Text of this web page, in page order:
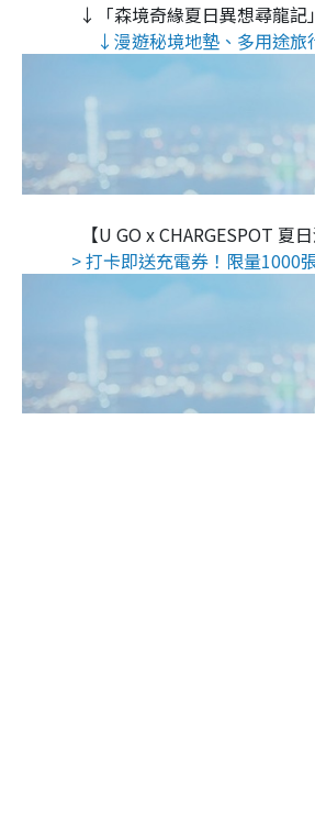
↓「森境奇緣夏日異想尋龍記
↓漫遊秘境地墊、多用途旅
【U GO x CHARGESPOT 夏日
> 打卡即送充電券！限量1000